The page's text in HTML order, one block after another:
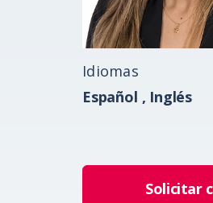
Idiomas
Español , Inglés
Solicitar